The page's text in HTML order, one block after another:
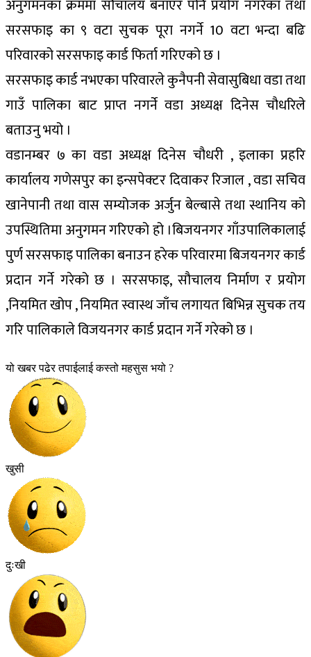
अनुगमनका क्रममा सौचालय बनाएर पनि प्रयोग नगरेका तथा
सरसफाइ का ९ वटा सुचक पूरा नगर्ने 10 वटा भन्दा बढि
परिवारको सरसफाइ कार्ड फिर्ता गरिएको छ ।
सरसफाइ कार्ड नभएका परिवारले कुनैपनी सेवासुबिधा वडा तथा
गाउँ पालिका बाट प्राप्त नगर्ने वडा अध्यक्ष दिनेस चौधरिले
बताउनु भयो ।
वडानम्बर ७ का वडा अध्यक्ष दिनेस चौधरी , इलाका प्रहरि
कार्यालय गणेसपुर का इन्सपेक्टर दिवाकर रिजाल , वडा सचिव
खानेपानी तथा वास सम्योजक अर्जुन बेल्बासे तथा स्थानिय को
उपस्थितिमा अनुगमन गरिएको हो ।बिजयनगर गाँउपालिकालाई
पुर्ण सरसफाइ पालिका बनाउन हरेक परिवारमा बिजयनगर कार्ड
प्रदान गर्ने गरेको छ । सरसफाइ, सौचालय निर्माण र प्रयोग
,नियमित खोप , नियमित स्वास्थ जाँच लगायत बिभिन्न सुचक तय
गरि पालिकाले विजयनगर कार्ड प्रदान गर्ने गरेको छ ।
यो खबर पढेर तपाईलाई कस्तो महसुस भयो ?
खुसी
दुःखी